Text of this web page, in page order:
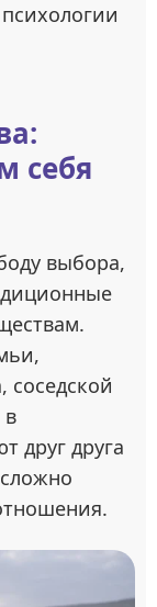
себя
выбора,
соседской
в
друг друга